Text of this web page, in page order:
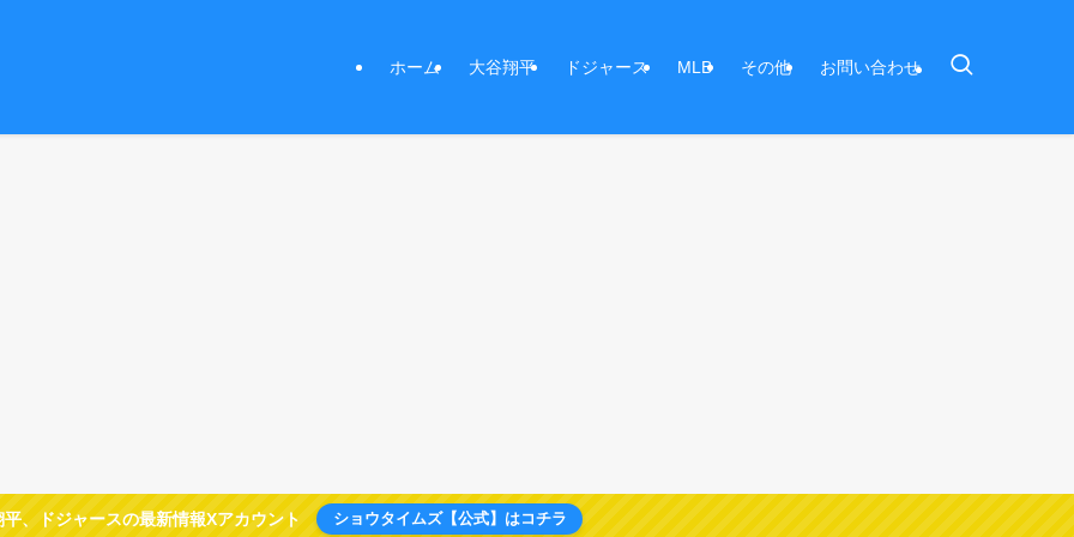
ホーム 大谷翔平 ドジャース MLB その他 お問い合わせ
平、ドジャースの最新情報Xアカウント ショウタイムズ【公式】はコチラ